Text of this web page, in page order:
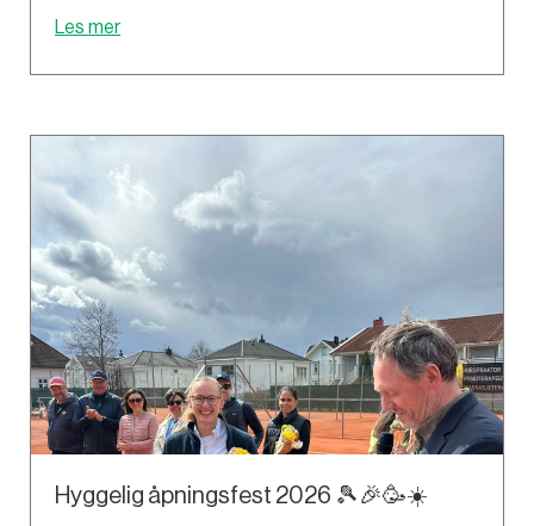
Les mer
Hyggelig åpningsfest 2026 🎾🎉🥳☀️